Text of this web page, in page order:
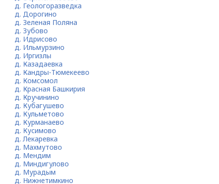
д. Геологоразведка
д. Дорогино
д. Зеленая Поляна
д. Зубово
д. Идрисово
д. Ильмурзино
д. Иргизлы
д. Казадаевка
д. Кандры-Тюмекеево
д. Комсомол
д. Красная Башкирия
д. Кручинино
д. Кубагушево
д. Кульметово
д. Курманаево
д. Кусимово
д. Лекаревка
д. Махмутово
д. Мендим
д. Миндигулово
д. Мурадым
д. Нижнетимкино